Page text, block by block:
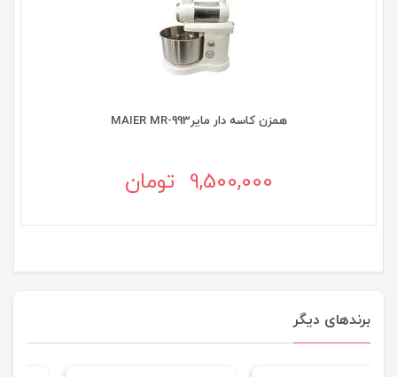
همزن کاسه دار مایرMAIER MR-993
9,500,000 تومان
برندهای دیگر